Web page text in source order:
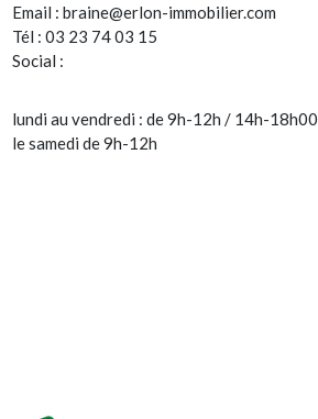
Email :braine@erlon-immobilier.com
Tél : 03 23 74 03 15
Social :
lundi au vendredi : de 9h-12h / 14h-18h00
le samedi de 9h-12h